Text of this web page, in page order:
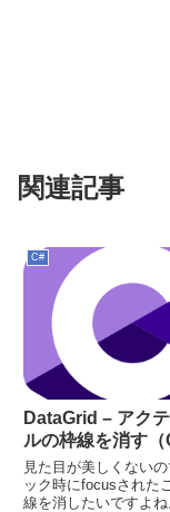
関連記事
C#
DataGrid – アク
ルの枠線を消す
見た目が美しくない
ック時にfocusされた
線を消したいですよ